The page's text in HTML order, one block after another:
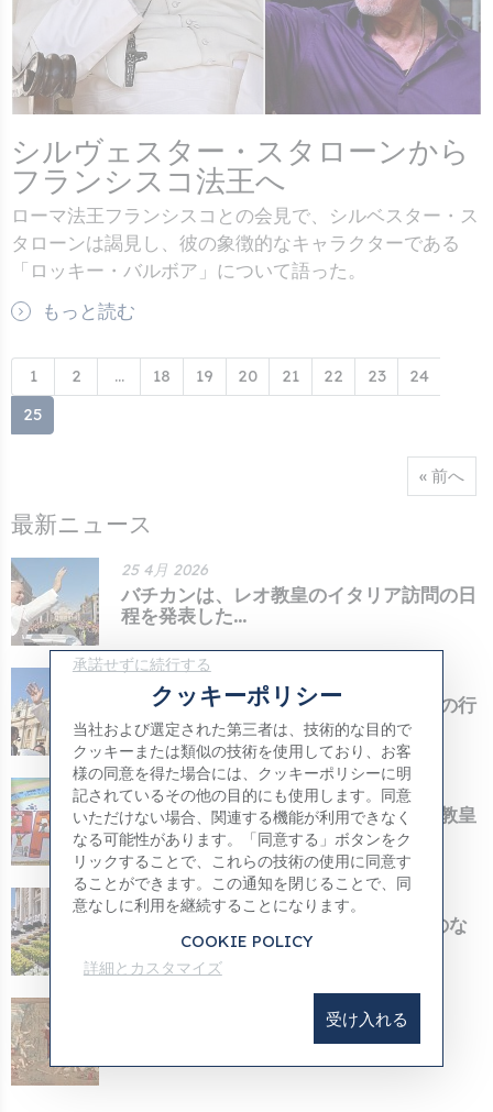
シルヴェスター・スタローンから
フランシスコ法王へ
ローマ法王フランシスコとの会見で、シルベスター・ス
タローンは謁見し、彼の象徴的なキャラクターである
「ロッキー・バルボア」について語った。
もっと読む
1 2 ... 18 19 20 21 22 23
24
25
« 前へ
最新ニュース
25 4月 2026
バチカンは、レオ教皇のイタリア訪問の日
程を発表した...
24 4月 2026
教皇レオによるナポリとポンペイ訪問の行
程が発表され...
13 4月 2026
バチカン小児病院の患者たちが、レオ教皇
のために絵を...
05 4月 2026
教皇レオ1世：復活祭は、尽きることのな
い希望への扉...
承諾せずに続行する
クッキーポリシー
当社および選定された第三者は、技術的な目的で
クッキーまたは類似の技術を使用しており、お客
様の同意を得た場合には、クッキーポリシーに明
記されているその他の目的にも使用します。同意
いただけない場合、関連する機能が利用できなく
なる可能性があります。「同意する」ボタンをク
リックすることで、これらの技術の使用に同意す
ることができます。この通知を閉じることで、同
意なしに利用を継続することになります。
COOKIE POLICY
詳細とカスタマイズ
受け入れる